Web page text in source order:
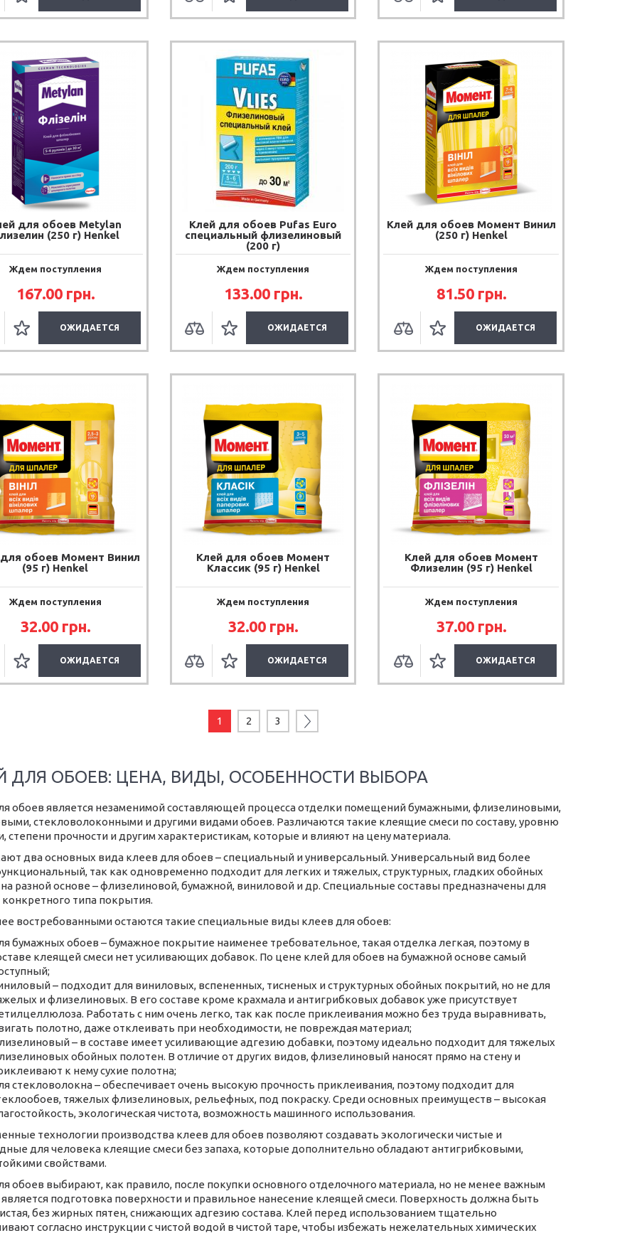
для обоев Metylan
(250 г) Henkel
Ждем поступления
167.00грн.
ОЖИДАЕТСЯ
Клей для обоев Pufas Euro
специальный флизелиновый
(200 г)
Ждем поступления
133.00 грн.
ОЖИДАЕТСЯ
Клей для обоев Момент Винил
(250 г) Henkel
Ждем поступления
81.50грн.
ОЖИДАЕТСЯ
обоев Момент Винил
(95 г) Henkel
Ждем поступления
32.00грн.
ОЖИДАЕТСЯ
Клей для обоев Момент
Классик (95 г) Henkel
Ждем поступления
32.00 грн.
ОЖИДАЕТСЯ
Клей для обоев Момент
Флизелин (95 г) Henkel
Ждем поступления
37.00грн.
ОЖИДАЕТСЯ
1 2 3
ДЛЯ ОБОЕВ: ЦЕНА, ВИДЫ, ОСОБЕННОСТИ ВЫБОРА
обоев является незаменимой составляющей процесса отделки помещений бумажными, флизелиновыми,
стекловолоконными и другими видами обоев. Различаются такие клеящие смеси по составу, уровню
степени прочности и другим характеристикам, которые и влияют на цену материала.
два основных вида клеев для обоев – специальный и универсальный. Универсальный вид более
так как одновременно подходит для легких и тяжелых, структурных, гладких обойных
разной основе – флизелиновой, бумажной, виниловой и др. Специальные составы предназначены для
типа покрытия.
востребованными остаются такие специальные виды клеев для обоев:
бумажных обоев – бумажное покрытие наименее требовательное, такая отделка легкая, поэтому в
клеящей смеси нет усиливающих добавок. По цене клей для обоев на бумажной основе самый
– подходит для виниловых, вспененных, тисненых и структурных обойных покрытий, но не для
и флизелиновых. В его составе кроме крахмала и антигрибковых добавок уже присутствует
Работать с ним очень легко, так как после приклеивания можно без труда выравнивать,
полотно, даже отклеивать при необходимости, не повреждая материал;
– в составе имеет усиливающие адгезию добавки, поэтому идеально подходит для тяжелых
обойных полотен. В отличие от других видов, флизелиновый наносят прямо на стену и
к нему сухие полотна;
стекловолокна – обеспечивает очень высокую прочность приклеивания, поэтому подходит для
тяжелых флизелиновых, рельефных, под покраску. Среди основных преимуществ – высокая
экологическая чистота, возможность машинного использования.
технологии производства клеев для обоев позволяют создавать экологически чистые и
для человека клеящие смеси без запаха, которые дополнительно обладают антигрибковыми,
свойствами.
обоев выбирают, как правило, после покупки основного отделочного материала, но не менее важным
подготовка поверхности и правильное нанесение клеящей смеси. Поверхность должна быть
без жирных пятен, снижающих адгезию состава. Клей перед использованием тщательно
согласно инструкции с чистой водой в чистой таре, чтобы избежать нежелательных химических